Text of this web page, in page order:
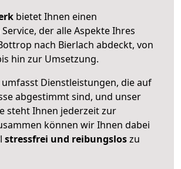
bietet Ihnen einen
der alle Aspekte Ihres
nach Bierlach abdeckt, von
hin zur Umsetzung.
Dienstleistungen, die auf
abgestimmt sind, und unser
steht Ihnen jederzeit zur
können wir Ihnen dabei
stressfrei und reibungsloszu